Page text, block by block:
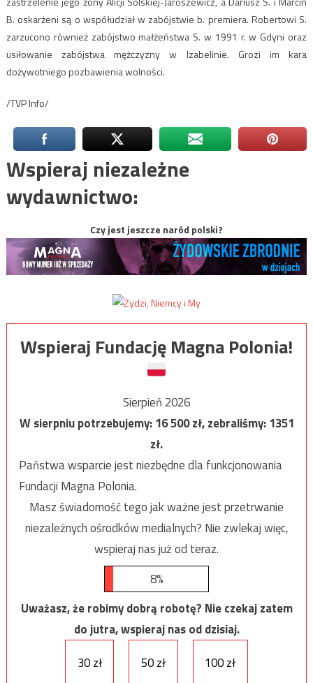
B. oskarżeni są o współudział w zabójstwie b. premiera. Robertowi S.
zarzucono również zabójstwo małżeństwa S. w 1991 r. w Gdyni oraz
usiłowanie zabójstwa mężczyzny w Izabelinie. Grozi im kara
dożywotniego pozbawienia wolności.
/TVP Info/
Wspieraj niezależne
wydawnictwo:
Czy jest jeszcze naród polski?
Wspieraj Fundację Magna Polonia!
Sierpień 2026
W sierpniu potrzebujemy:16 500zł, zebraliśmy:1351
zł.
Państwa wsparcie jest niezbędne dla funkcjonowania
Fundacji Magna Polonia.
Masz świadomość tego jak ważne jest przetrwanie
niezależnych ośrodków medialnych? Nie zwlekaj więc,
wspieraj nas już od teraz.
8%
Uważasz, że robimy dobrą robotę? Nie czekaj zatem
do jutra, wspieraj nas od dzisiaj.
30 zł
50 zł 100 zł